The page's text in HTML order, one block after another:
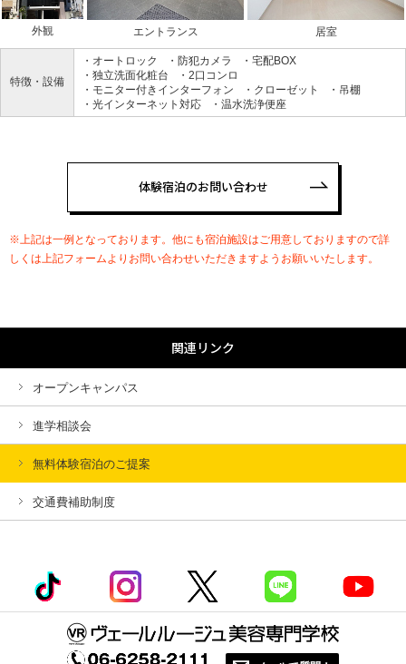
外観 エントランス 居室
特徴・設備
・オートロック ・防犯カメラ
・宅配BOX
・独立洗面化粧台
・2口コンロ
・モニター付きインターフォン
・クローゼット
・吊棚
・光インターネット対応
・温水洗浄便座
体験宿泊のお問い合わせ
※上記は一例となっております。他にも宿泊施設はご用意しておりますので詳
しくは上記フォームよりお問い合わせいただきますようお願いいたします。
関連リンク
オープンキャンパス
進学相談会
無料体験宿泊のご提案
交通費補助制度